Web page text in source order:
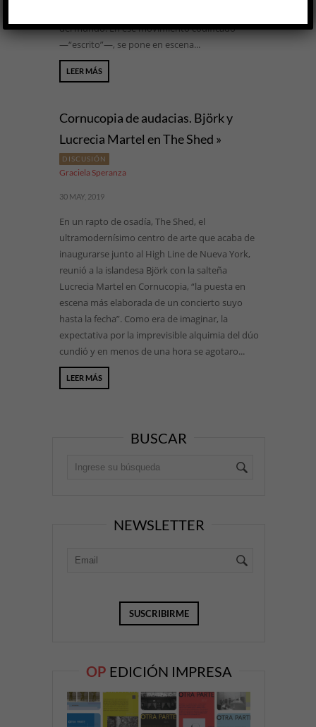
del mundo. En ese movimiento codificado
—“escrito”—, se pone en escena...
LEER MÁS
Cornucopia de audacias. Björk y
Lucrecia Martel en The Shed »
DISCUSIÓN
Graciela Speranza
30 MAY, 2019
En un rapto de osadía, The Shed, el
ultramodernísimo centro de arte que acaba de
inaugurarse junto al High Line de Nueva York,
reunió a la islandesa Björk con la salteña
Lucrecia Martel en Cornucopia, “la puesta en
escena más elaborada de un concierto suyo
hasta la fecha”. Como era de imaginar, la
expectativa por la imprevisible alquimia del dúo
cundió y en menos de una hora se agotaro...
LEER MÁS
BUSCAR
NEWSLETTER
OP EDICIÓN IMPRESA